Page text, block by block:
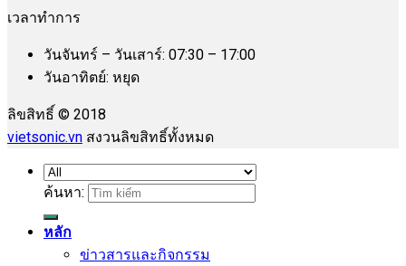
เวลาทำการ
วันจันทร์ – วันเสาร์: 07:30 – 17:00
วันอาทิตย์: หยุด
ลิขสิทธิ์ © 2018
vietsonic.vn สงวนลิขสิทธิ์ทั้งหมด
ค้นหา:
หลัก
ข่าวสารและกิจกรรม